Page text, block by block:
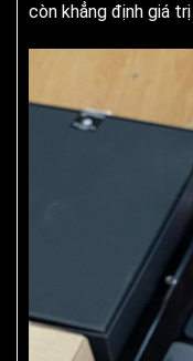
còn khẳng định giá